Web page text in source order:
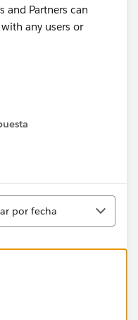
and Partners can
any users or
por fecha